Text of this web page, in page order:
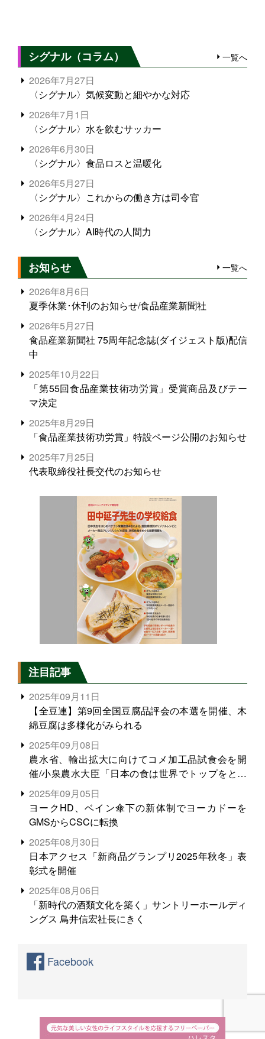
シグナル（コラム） 一覧へ
2026年7月27日
〈シグナル〉気候変動と細やかな対応
2026年7月1日
〈シグナル〉水を飲むサッカー
2026年6月30日
〈シグナル〉食品ロスと温暖化
2026年5月27日
〈シグナル〉これからの働き方は司令官
2026年4月24日
〈シグナル〉AI時代の人間力
お知らせ 一覧へ
2026年8月6日
夏季休業･休刊のお知らせ/食品産業新聞社
2026年5月27日
食品産業新聞社 75周年記念誌(ダイジェスト版)配信
中
2025年10月22日
「第55回食品産業技術功労賞」受賞商品及びテー
マ決定
2025年8月29日
「食品産業技術功労賞」特設ページ公開のお知らせ
2025年7月25日
代表取締役社長交代のお知らせ
注目記事
2025年09月11日
【全豆連】第9回全国豆腐品評会の本選を開催、木
綿豆腐は多様化がみられる
2025年09月08日
農水省、輸出拡大に向けてコメ加工品試食会を開
催/小泉農水大臣「日本の食は世界でトップをとれ
る。米増産に向けて、米輸出需要の拡大を」
2025年09月05日
ヨークHD、ベイン傘下の新体制でヨーカドーを
GMSからCSCに転換
2025年08月30日
日本アクセス「新商品グランプリ2025年秋冬」表
彰式を開催
2025年08月06日
「新時代の酒類文化を築く」サントリーホールディ
ングス 鳥井信宏社長にきく
Facebook